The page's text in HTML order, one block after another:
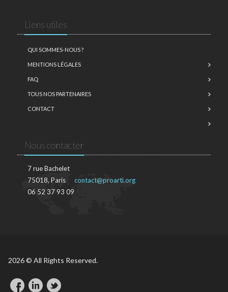
Liens utiles
QUI SOMMES-NOUS ?
MENTIONS LÉGALES
FAQ
TOUS NOS PARTENAIRES
CONTACT
Nous contacter
7 rue Bachelet
75018, Paris
06 52 37 93 09
contact@proarti.org
2026 © All Rights Reserved.